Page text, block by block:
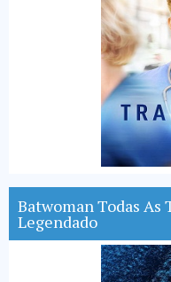
Batwoman Todas As
Legendado